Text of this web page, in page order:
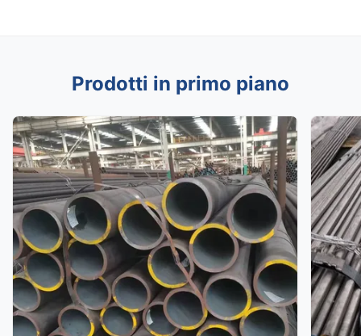
Prodotti in primo piano